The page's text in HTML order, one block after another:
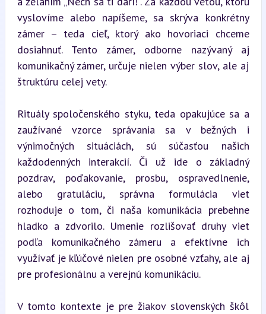
vyslovíme alebo napíšeme, sa skrýva konkrétny
zámer – teda cieľ, ktorý ako hovoriaci chceme
dosiahnuť. Tento zámer, odborne nazývaný aj
komunikačný zámer, určuje nielen výber slov, ale aj
štruktúru celej vety.
Rituály spoločenského styku, teda opakujúce sa a
zaužívané vzorce správania sa v bežných i
výnimočných situáciách, sú súčasťou našich
každodenných interakcií. Či už ide o základný
pozdrav, poďakovanie, prosbu, ospravedlnenie,
alebo gratuláciu, správna formulácia viet
rozhoduje o tom, či naša komunikácia prebehne
hladko a zdvorilo. Umenie rozlišovať druhy viet
podľa komunikačného zámeru a efektívne ich
využívať je kľúčové nielen pre osobné vzťahy, ale aj
pre profesionálnu a verejnú komunikáciu.
V tomto kontexte je pre žiakov slovenských škôl